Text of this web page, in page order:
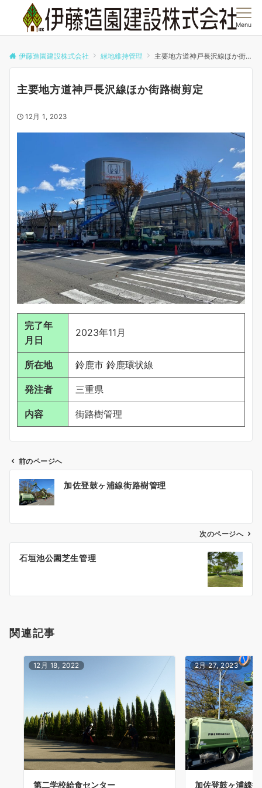
Menu
伊藤造園建設株式会社 緑地維持管理 主要地方道神戸長沢線ほか街路樹剪定
主要地方道神戸長沢線ほか街路樹剪定
12月 1, 2023
完了年
月日
2023年11月
所在地 鈴鹿市 鈴鹿環状線
発注者 三重県
内容 街路樹管理
ビ
ン
前のページへ
加佐登鼓ヶ浦線街路樹管理
次のページへ
石垣池公園芝生管理
関連記事
12月 18, 2022
第二学校給食センター
2月 27, 2023
加佐登鼓ヶ浦線